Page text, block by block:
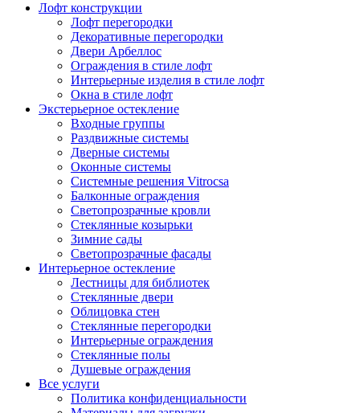
Лофт конструкции
Лофт перегородки
Декоративные перегородки
Двери Арбеллос
Ограждения в стиле лофт
Интерьерные изделия в стиле лофт
Окна в стиле лофт
Экстерьерное остекление
Входные группы
Раздвижные системы
Дверные системы
Оконные системы
Системные решения Vitrocsa
Балконные ограждения
Светопрозрачные кровли
Стеклянные козырьки
Зимние сады
Светопрозрачные фасады
Интерьерное остекление
Лестницы для библиотек
Стеклянные двери
Облицовка стен
Стеклянные перегородки
Интерьерные ограждения
Стеклянные полы
Душевые ограждения
Все услуги
Политика конфиденциальности